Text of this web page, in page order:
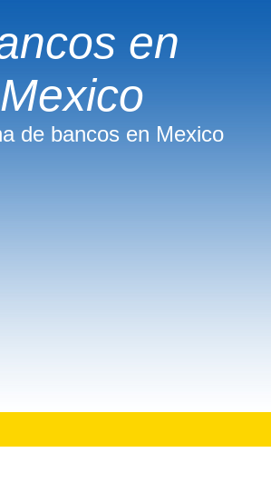
en
Mexico
de bancos en Mexico